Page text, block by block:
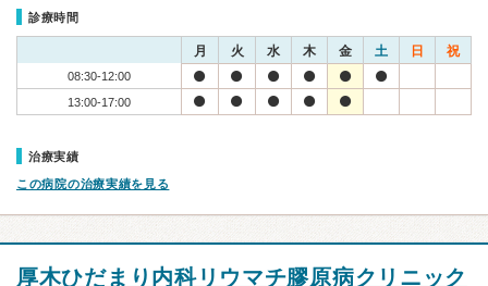
診療時間
月 火 水 木 金 土 日 祝
08:30-12:00
13:00-17:00
治療実績
この病院の治療実績を見る
厚木ひだまり内科リウマチ膠原病クリニック